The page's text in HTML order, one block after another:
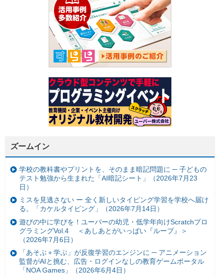
ズームイン
学校の教科書やプリントを、そのまま暗記問題に ─ 子どもの
テスト勉強から生まれた「AI暗記シート」（2026年7月23
日）
ミスを見逃さない ー 全く新しいタイピング学習を学校へ届け
る。「カケルタイピング」（2026年7月14日）
遊びの中に学びを！ユーバーの幼児・低学年向けScratchプロ
グラミングVol.4 ＜あしあとがいっぱい『ループ』＞
（2026年7月6日）
「あそぶ＋学ぶ」が反復学習のエンジンに ─ アニメーション
監督がAIと挑む、広告・ログインなしの教育ゲームポータル
「NOA Games」（2026年6月4日）